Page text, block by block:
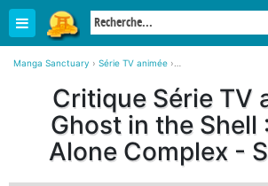
Manga Sanctuary › Série TV animée ›
Ghost in the Shell : Stand Alone Complex - Saison 1 ›
Critique, avis sur Ghost in the Shell : Stand Alone Complex -
Critique Série TV
Ghost in the Shell
Alone Complex -